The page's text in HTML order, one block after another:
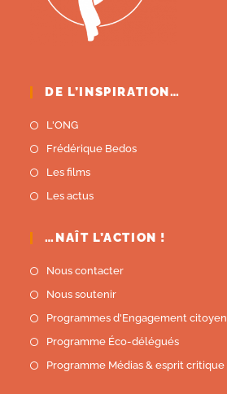
DE L’INSPIRATION…
L'ONG
Frédérique Bedos
Les films
Les actus
…NAÎT L’ACTION !
Nous contacter
Nous soutenir
Programmes d'Engagement citoyen
Programme Éco-délégués
Programme Médias & esprit critique